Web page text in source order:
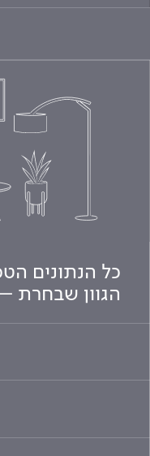
כל הנתונים
הגוון שבחרת